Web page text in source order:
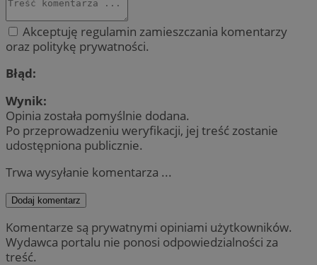
Akceptuję regulamin zamieszczania komentarzy
oraz politykę prywatności.
Błąd:
Wynik:
Opinia została pomyślnie dodana.
Po przeprowadzeniu weryfikacji, jej treść zostanie
udostępniona publicznie.
Trwa wysyłanie komentarza ...
Dodaj komentarz
Komentarze są prywatnymi opiniami użytkowników.
Wydawca portalu nie ponosi odpowiedzialności za
treść.